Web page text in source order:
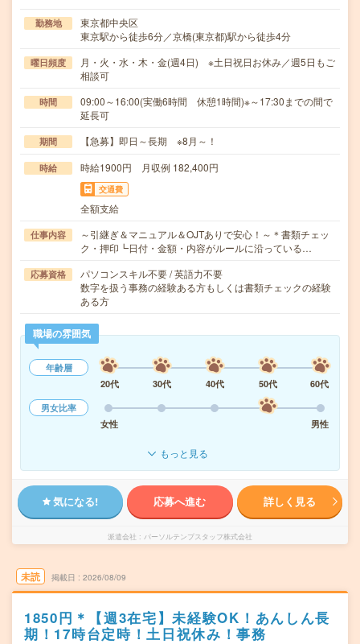
勤務地
東京都中央区
東京駅から徒歩6分／京橋(東京都)駅から徒歩4分
曜日頻度
月・火・水・木・金(週4日) ※土日祝日お休み／週5日もご
相談可
時間
09:00～16:00(実働6時間 休憩1時間)※～17:30までの間で
延長可
期間 【急募】即日～長期 ※8月～！
時給 時給1900円 月収例 182,400円
交通費
全額支給
仕事内容
～引継ぎ＆マニュアル＆OJTありで安心！～＊書類チェッ
ク・押印┗日付・金額・内容がルールに沿っている…
応募資格
パソコンスキル不要 / 英語力不要
数字を扱う事務の経験ある方もしくは書類チェックの経験
ある方
職場の雰囲気
年齢層
20代
30代 40代 50代
60代
男女比率
女性
男性
もっと見る
気になる! 応募へ進む 詳しく見る
派遣会社 パーソルテンプスタッフ株式会社
未読 掲載日 2026/08/09
1850円＊【週3在宅】未経験OK！あんしん長
期！17時台定時！土日祝休み！事務